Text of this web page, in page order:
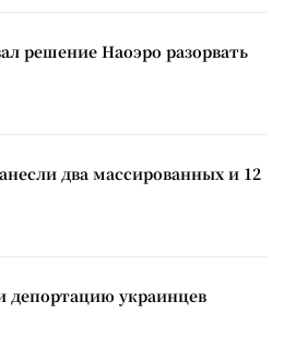
решение Наоэро разорвать
два массированных и 12
украинцев